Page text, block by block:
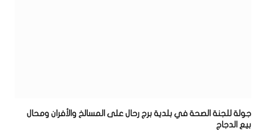
جولة للجنة الصحة في بلدية برج رحال على المسالخ والأفران ومحال
بيع الدجاج